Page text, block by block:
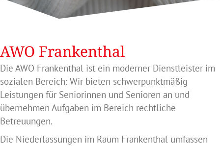
AWO Frankenthal
Die AWO Frankenthal ist ein moderner Dienstleister im
sozialen Bereich: Wir bieten schwerpunktmäßig
Leistungen für Seniorinnen und Senioren an und
übernehmen Aufgaben im Bereich rechtliche
Betreuungen.
Die Niederlassungen im Raum Frankenthal umfassen